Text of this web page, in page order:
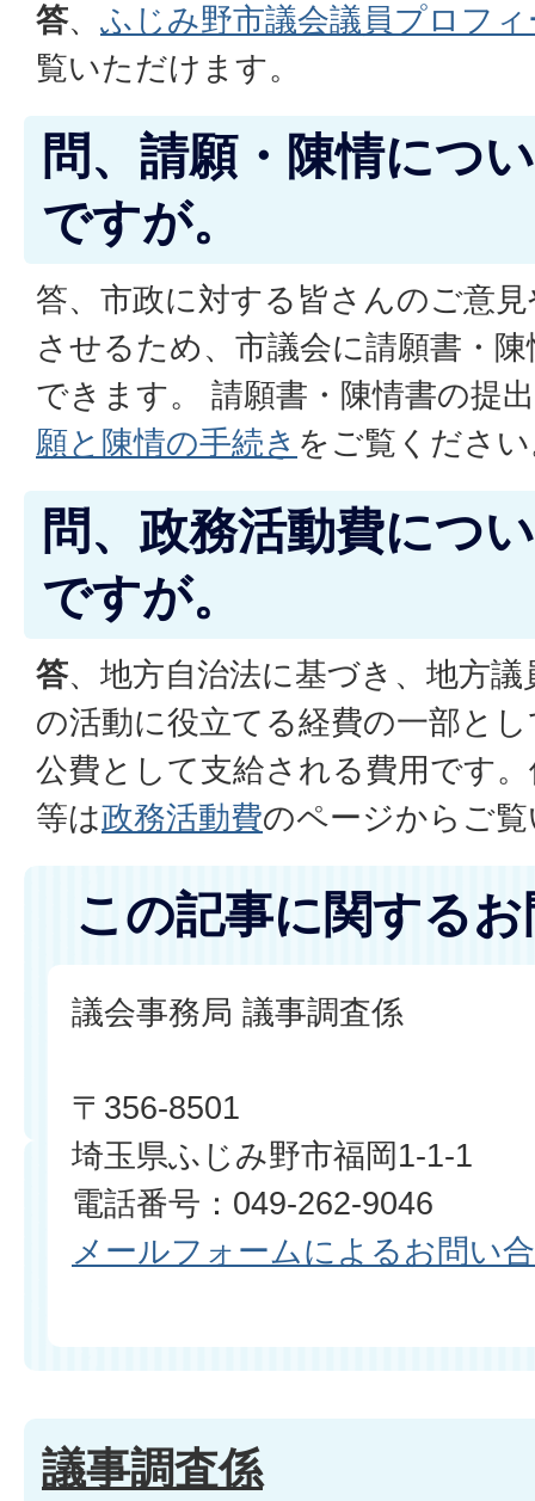
答、 ふじみ野市議会議員プロフ
覧いただけます。
問、請願・陳情につ
ですが。
答、市政に対する皆さんのご意
させるため、市議会に請願書・
できます。 請願書・陳情書の提
願と陳情の手続き をご覧くださ
問、政務活動費につ
ですが。
答、地方自治法に基づき、地方
の活動に役立てる経費の一部と
公費として支給される費用です
等は政務活動費のページからご
この記事に関する
議会事務局 議事調査係
〒356-8501
埼玉県ふじみ野市福岡1-1-1
電話番号：049-262-9046
メールフォームによるお問い
議事調査係